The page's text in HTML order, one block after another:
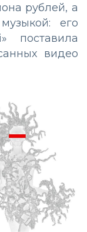
рублей, а
его
поставила
видео